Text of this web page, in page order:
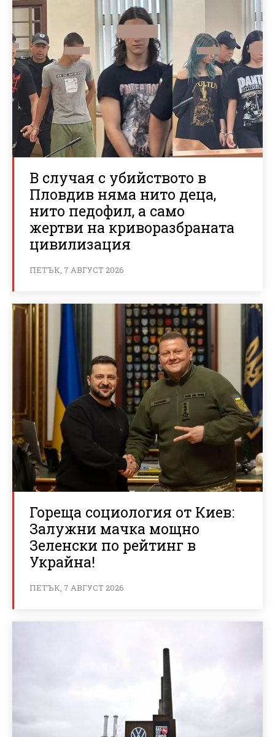
В случая с убийството в
Пловдив няма нито деца,
нито педофил, а само
жертви на криворазбраната
цивилизация
ПЕТЪК, 7 АВГУСТ 2026
Гореща социология от Киев:
Залужни мачка мощно
Зеленски по рейтинг в
Украйна!
ПЕТЪК, 7 АВГУСТ 2026